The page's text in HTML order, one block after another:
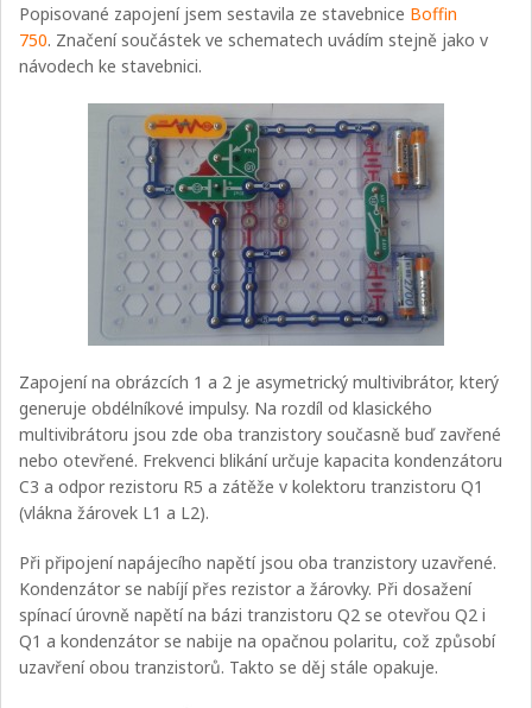
Popisované zapojení jsem sestavila ze stavebnice Boffin
750. Značení součástek ve schematech uvádím stejně jako v
návodech ke stavebnici.
Zapojení na obrázcích 1 a 2 je asymetrický multivibrátor, který
generuje obdélníkové impulsy. Na rozdíl od klasického
multivibrátoru jsou zde oba tranzistory současně buď zavřené
nebo otevřené. Frekvenci blikání určuje kapacita kondenzátoru
C3 a odpor rezistoru R5 a zátěže v kolektoru tranzistoru Q1
(vlákna žárovek L1 a L2).
Při připojení napájecího napětí jsou oba tranzistory uzavřené.
Kondenzátor se nabíjí přes rezistor a žárovky. Při dosažení
spínací úrovně napětí na bázi tranzistoru Q2 se otevřou Q2 i
Q1 a kondenzátor se nabije na opačnou polaritu, což způsobí
uzavření obou tranzistorů. Takto se děj stále opakuje.